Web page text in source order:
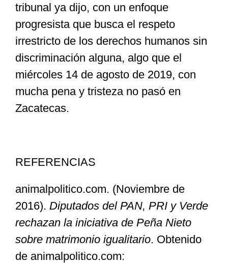
tribunal ya dijo, con un enfoque
progresista que busca el respeto
irrestricto de los derechos humanos sin
discriminación alguna, algo que el
miércoles 14 de agosto de 2019, con
mucha pena y tristeza no pasó en
Zacatecas.
REFERENCIAS
animalpolitico.com. (Noviembre de
2016). Diputados del PAN, PRI y Verde
rechazan la iniciativa de Peña Nieto
sobre matrimonio igualitario. Obtenido
de animalpolitico.com: